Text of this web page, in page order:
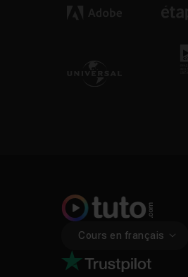
Cours en français